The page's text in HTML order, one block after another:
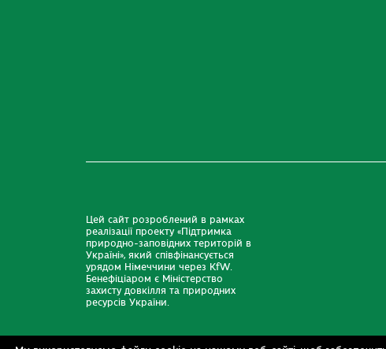
Цей сайт розроблений в рамках
реалізації проекту «Підтримка
природно-заповідних територій в
Україні», який співфінансується
урядом Німеччини через KfW.
Бенефіціаром є Міністерство
захисту довкілля та природних
ресурсів України.